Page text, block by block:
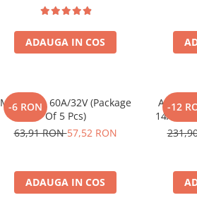
ADAUGA IN COS
-6 RON
Midi-Fuse 60A/32V (Package
Of 5 Pcs)
63,91 RON57,52 RON
ADAUGA IN COS
-12
14Ah